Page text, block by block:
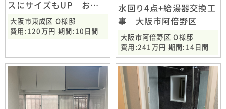
スにサイズもUP お風
呂交換工事 大阪市東成
区
大阪市東成区 O様邸
費用:120万円 期間:10日間
水回り4点+給湯器交換工
事 大阪市阿倍野区
大阪市阿倍野区 O様邸
費用:241万円 期間:14日間